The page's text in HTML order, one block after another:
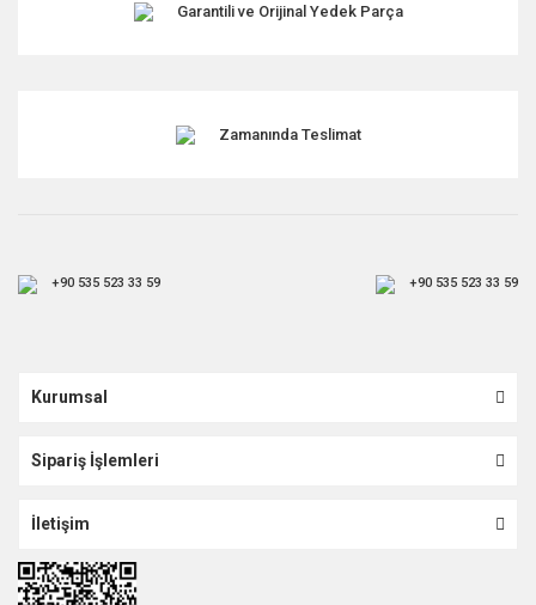
Garantili ve Orijinal Yedek Parça
Zamanında Teslimat
+90 535 523 33 59 +90 535 523 33 59
Kurumsal
Sipariş İşlemleri
İletişim